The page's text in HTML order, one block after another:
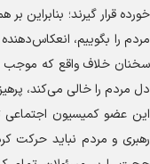
خورده قرار گیرند؛
مردم را بگوییم،
سخنان خلاف واقع که موجب
دل مردم را خالی می‌کند،
این عضو کمیسیون اجتماعی
رهبری و مردم نباید حرکت